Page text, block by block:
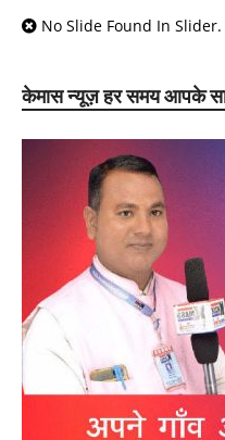
No Slide Found In Slider.
केमास न्यूज़ हर समय आपके